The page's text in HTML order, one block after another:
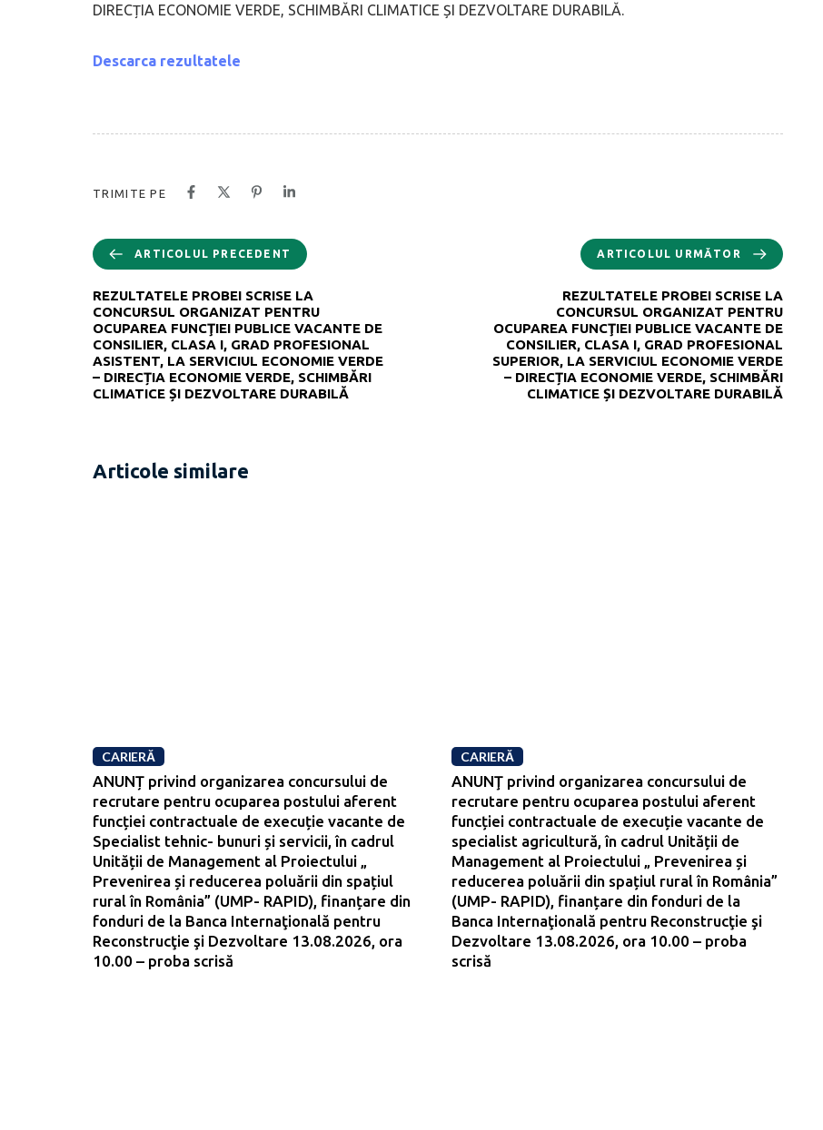
DIRECȚIA ECONOMIE VERDE, SCHIMBĂRI CLIMATICE ȘI DEZVOLTARE DURABILĂ.
Descarca rezultatele
TRIMITE PE
ARTICOLUL PRECEDENT
REZULTATELE PROBEI SCRISE LA
CONCURSUL ORGANIZAT PENTRU
OCUPAREA FUNCŢIEI PUBLICE VACANTE DE
CONSILIER, CLASA I, GRAD PROFESIONAL
ASISTENT, LA SERVICIUL ECONOMIE VERDE
– DIRECȚIA ECONOMIE VERDE, SCHIMBĂRI
CLIMATICE ȘI DEZVOLTARE DURABILĂ
ARTICOLUL URMĂTOR
REZULTATELE PROBEI SCRISE LA
CONCURSUL ORGANIZAT PENTRU
OCUPAREA FUNCŢIEI PUBLICE VACANTE DE
CONSILIER, CLASA I, GRAD PROFESIONAL
SUPERIOR, LA SERVICIUL ECONOMIE VERDE
– DIRECȚIA ECONOMIE VERDE, SCHIMBĂRI
CLIMATICE ȘI DEZVOLTARE DURABILĂ
Articole similare
CARIERĂ
ANUNȚ privind organizarea concursului de
recrutare pentru ocuparea postului aferent
funcției contractuale de execuție vacante de
Specialist tehnic- bunuri și servicii, în cadrul
Unității de Management al Proiectului „
Prevenirea și reducerea poluării din spațiul
rural în România” (UMP- RAPID), finanțare din
fonduri de la Banca Internaţională pentru
Reconstrucţie şi Dezvoltare 13.08.2026, ora
10.00 – proba scrisă
CARIERĂ
ANUNŢ privind organizarea concursului de
recrutare pentru ocuparea postului aferent
funcției contractuale de execuție vacante de
specialist agricultură, în cadrul Unității de
Management al Proiectului „ Prevenirea și
reducerea poluării din spațiul rural în România”
(UMP- RAPID), finanțare din fonduri de la
Banca Internaţională pentru Reconstrucţie şi
Dezvoltare 13.08.2026, ora 10.00 – proba
scrisă